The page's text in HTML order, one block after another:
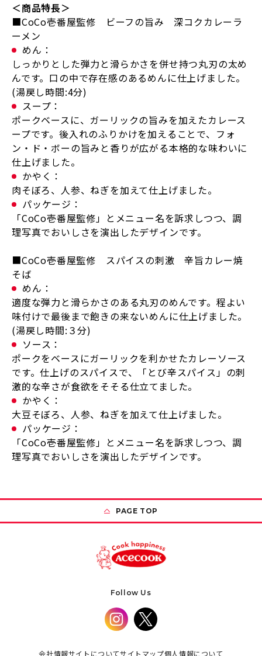
＜商品特長＞
■CoCo壱番屋監修 ビーフの旨み 深コクカレーラ
ーメン
めん：
しっかりとした弾力と滑らかさを併せ持つ丸刃の太め
んです。口の中で存在感のあるめんに仕上げました。
(湯戻し時間:4分)
スープ：
ポークベースに、ガーリックの旨みを加えたカレース
ープです。後入れのふりかけを加えることで、フォ
ン・ド・ボーの旨みと香りが広がる本格的な味わいに
仕上げました。
かやく：
肉そぼろ、人参、ねぎを加えて仕上げました。
パッケージ：
「CoCo壱番屋監修」とメニュー名を訴求しつつ、調
理写真でおいしさを演出したデザインです。
■CoCo壱番屋監修 スパイスの刺激 辛旨カレー焼
そば
めん：
適度な弾力と滑らかさのある丸刃のめんです。程よい
味付けで最後まで飽きの来ないめんに仕上げました。
(湯戻し時間:３分)
ソース：
ポークをベースにガーリックを利かせたカレーソース
です。仕上げのスパイスで、「とび辛スパイス」の刺
激的な辛さが食欲をそそる仕立てました。
かやく：
大豆そぼろ、人参、ねぎを加えて仕上げました。
パッケージ：
「CoCo壱番屋監修」とメニュー名を訴求しつつ、調
理写真でおいしさを演出したデザインです。
PAGE TOP
Follow Us
会社情報サイトについてサイトマップ個人情報について